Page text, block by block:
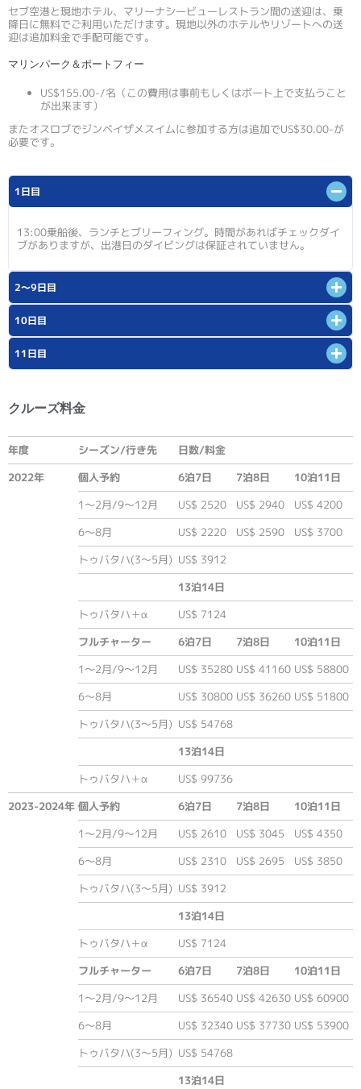
セブ空港と現地ホテル、マリーナシービューレストラン間の送迎は、乗
降日に無料でご利用いただけます。現地以外のホテルやリゾートへの送
迎は追加料金で手配可能です。
マリンパーク＆ポートフィー
US$155.00-/名（この費用は事前もしくはボート上で支払うこと
が出来ます）
またオスロブでジンベイザメスイムに参加する方は追加でUS$30.00-が
必要です。
1日目
13:00乗船後、ランチとブリーフィング。時間があればチェックダイ
ブがありますが、出港日のダイビングは保証されていません。
2〜9日目
10日目
11日目
クルーズ料金
年度 シーズン/行き先
日数/料金
2022年
個人予約 6泊7日 7泊8日
10泊11日
1〜2月/9〜12月
US$ 2520 US$ 2940
US$ 4200
6〜8月
US$ 2220 US$ 2590
US$ 3700
トゥバタハ(3〜5月) US$ 3912
13泊14日
トゥバタハ＋α
US$ 7124
フルチャーター
6泊7日 7泊8日
10泊11日
1〜2月/9〜12月
US$ 35280 US$ 41160 US$ 58800
6〜8月
US$ 30800 US$ 36260 US$ 51800
トゥバタハ(3〜5月) US$ 54768
13泊14日
トゥバタハ＋α
US$ 99736
2023-2024年 個人予約 6泊7日 7泊8日
10泊11日
1〜2月/9〜12月
US$ 2610 US$ 3045
US$ 4350
6〜8月
US$ 2310 US$ 2695
US$ 3850
トゥバタハ(3〜5月) US$ 3912
13泊14日
トゥバタハ＋α
US$ 7124
フルチャーター
6泊7日 7泊8日
10泊11日
1〜2月/9〜12月
US$ 36540 US$ 42630 US$ 60900
6〜8月
US$ 32340 US$ 37730 US$ 53900
トゥバタハ(3〜5月) US$ 54768
13泊14日